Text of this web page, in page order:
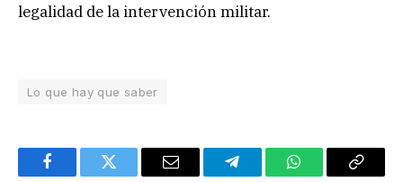
legalidad de la intervención militar.
Lo que hay que saber
FacebookTwitter Email TelegramWhatsAppCopy